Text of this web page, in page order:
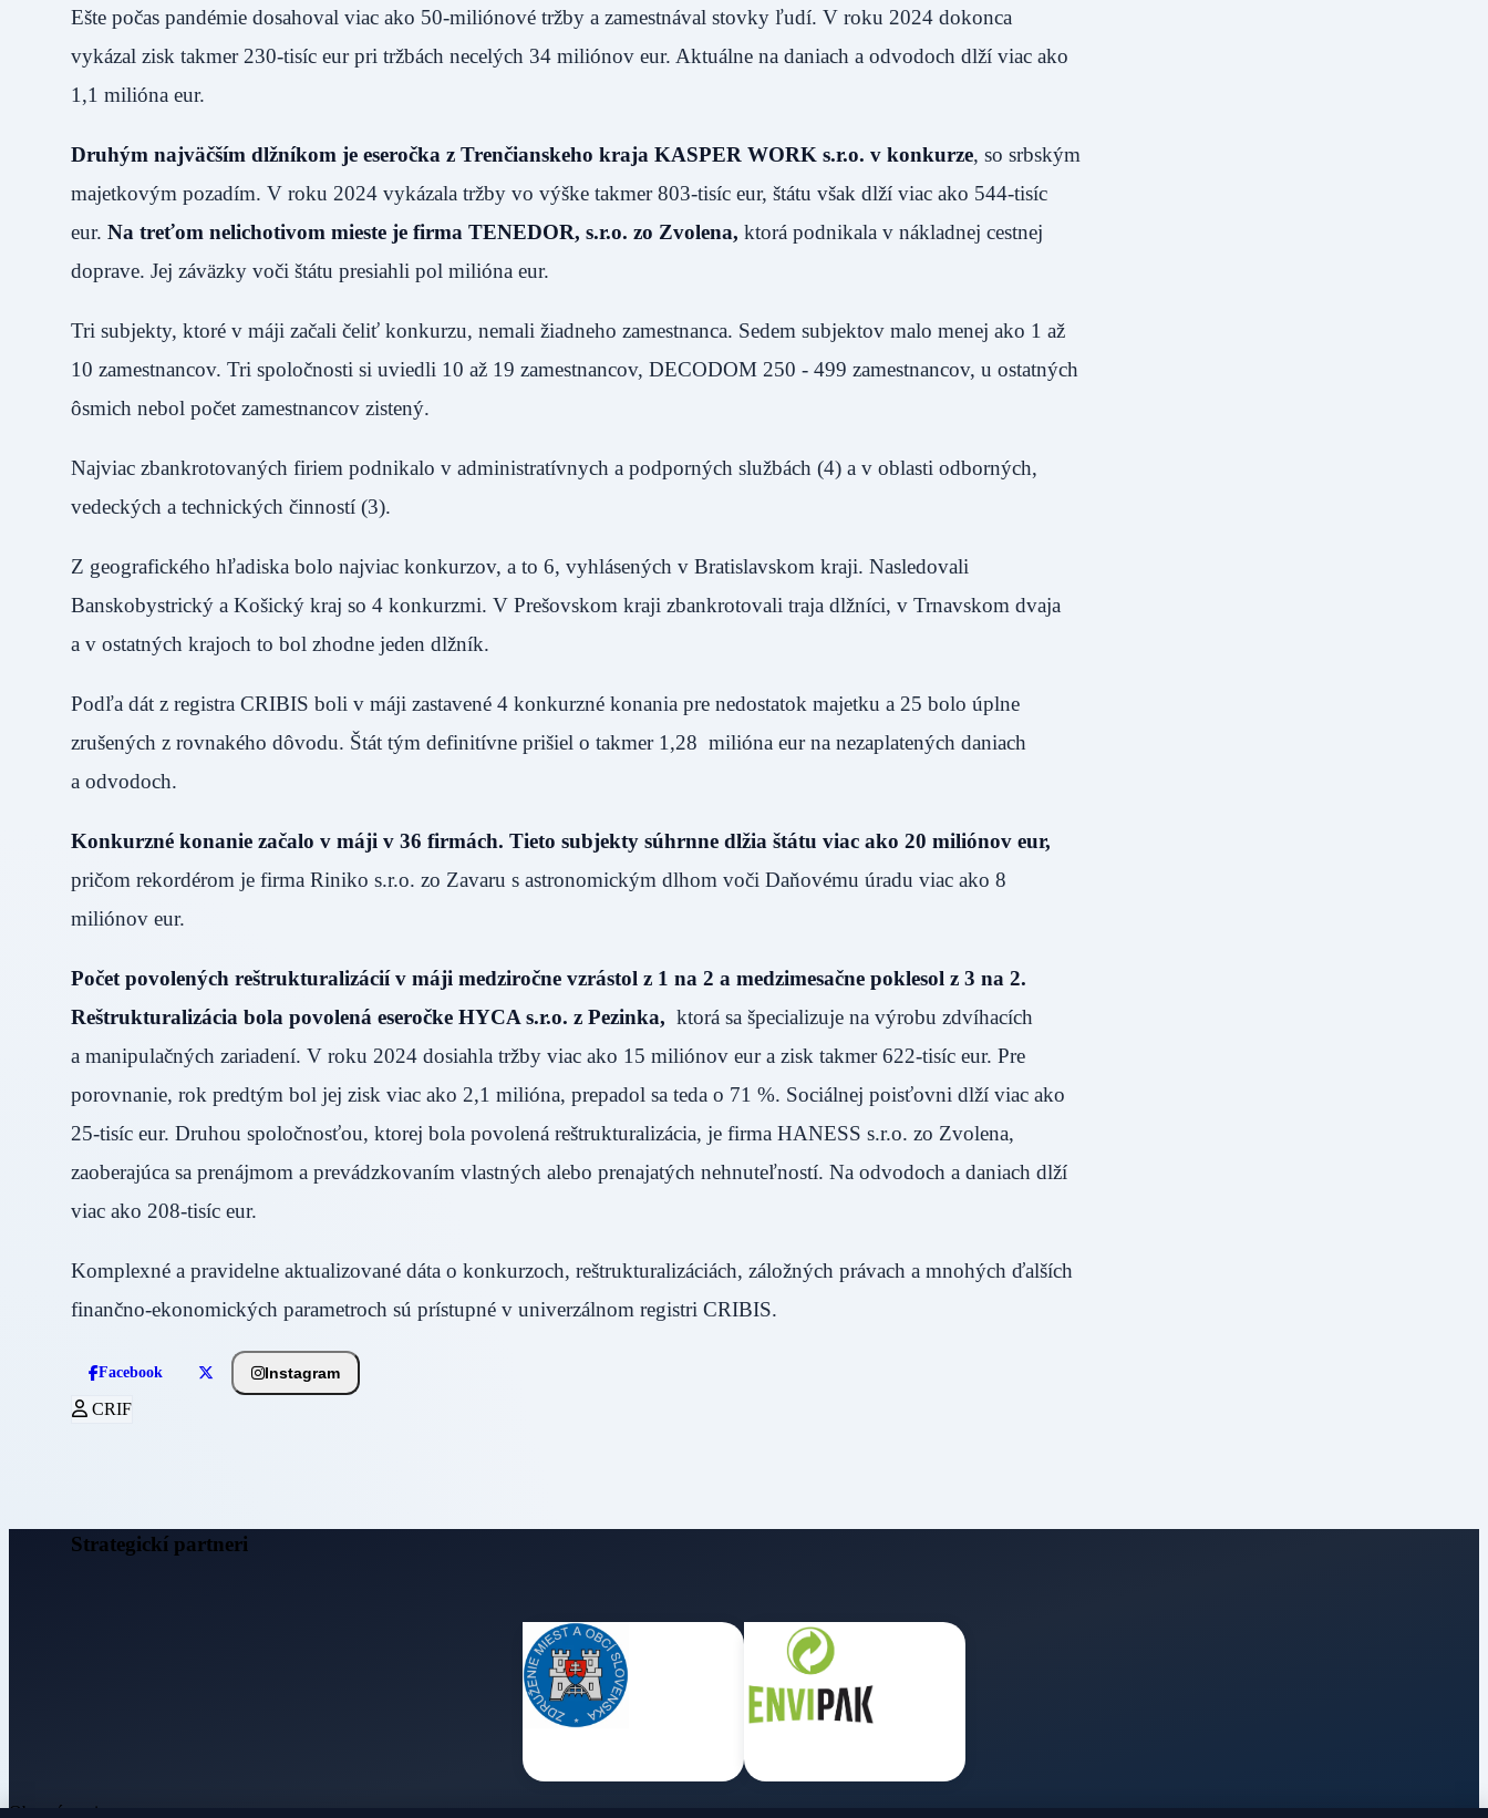
Ešte počas pandémie dosahoval viac ako 50-miliónové tržby a zamestnával stovky ľudí. V roku 2024 dokonca
vykázal zisk takmer 230-tisíc eur pri tržbách necelých 34 miliónov eur. Aktuálne na daniach a odvodoch dlží viac ako
1,1 milióna eur.
Druhým najväčším dlžníkom je eseročka z Trenčianskeho kraja KASPER WORK s.r.o. v konkurze, so srbským
majetkovým pozadím. V roku 2024 vykázala tržby vo výške takmer 803-tisíc eur, štátu však dlží viac ako 544-tisíc
eur. Na treťom nelichotivom mieste je firma TENEDOR, s.r.o. zo Zvolena, ktorá podnikala v nákladnej cestnej
doprave. Jej záväzky voči štátu presiahli pol milióna eur.
Tri subjekty, ktoré v máji začali čeliť konkurzu, nemali žiadneho zamestnanca. Sedem subjektov malo menej ako 1 až
10 zamestnancov. Tri spoločnosti si uviedli 10 až 19 zamestnancov, DECODOM 250 - 499 zamestnancov, u ostatných
ôsmich nebol počet zamestnancov zistený.
Najviac zbankrotovaných firiem podnikalo v administratívnych a podporných službách (4) a v oblasti odborných,
vedeckých a technických činností (3).
Z geografického hľadiska bolo najviac konkurzov, a to 6, vyhlásených v Bratislavskom kraji. Nasledovali
Banskobystrický a Košický kraj so 4 konkurzmi. V Prešovskom kraji zbankrotovali traja dlžníci, v Trnavskom dvaja
a v ostatných krajoch to bol zhodne jeden dlžník.
Podľa dát z registra CRIBIS boli v máji zastavené 4 konkurzné konania pre nedostatok majetku a 25 bolo úplne
zrušených z rovnakého dôvodu. Štát tým definitívne prišiel o takmer 1,28 milióna eur na nezaplatených daniach
a odvodoch.
Konkurzné konanie začalo v máji v 36 firmách. Tieto subjekty súhrnne dlžia štátu viac ako 20 miliónov eur,
pričom rekordérom je firma Riniko s.r.o. zo Zavaru s astronomickým dlhom voči Daňovému úradu viac ako 8
miliónov eur.
Počet povolených reštrukturalizácií v máji medziročne vzrástol z 1 na 2 a medzimesačne poklesol z 3 na 2.
Reštrukturalizácia bola povolená eseročke HYCA s.r.o. z Pezinka, ktorá sa špecializuje na výrobu zdvíhacích
a manipulačných zariadení. V roku 2024 dosiahla tržby viac ako 15 miliónov eur a zisk takmer 622-tisíc eur. Pre
porovnanie, rok predtým bol jej zisk viac ako 2,1 milióna, prepadol sa teda o 71 %. Sociálnej poisťovni dlží viac ako
25-tisíc eur. Druhou spoločnosťou, ktorej bola povolená reštrukturalizácia, je firma HANESS s.r.o. zo Zvolena,
zaoberajúca sa prenájmom a prevádzkovaním vlastných alebo prenajatých nehnuteľností. Na odvodoch a daniach dlží
viac ako 208-tisíc eur.
Komplexné a pravidelne aktualizované dáta o konkurzoch, reštrukturalizáciách, záložných právach a mnohých ďalších
finančno-ekonomických parametroch sú prístupné v univerzálnom registri CRIBIS.
Facebook Instagram
CRIF
Strategickí partneri
Obecné noviny